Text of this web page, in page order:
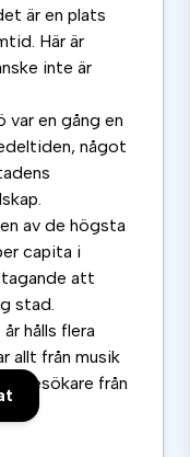
är en plats
Här är
inte är
var en gång en
något
av de högsta
capita i
att
stad.
år hålls flera
allt från musik
besökare från